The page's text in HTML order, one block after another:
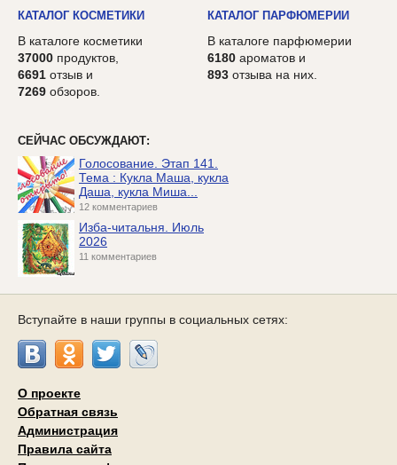
КАТАЛОГ КОСМЕТИКИ
В каталоге косметики
37000 продуктов,
6691 отзыв и
7269 обзоров.
КАТАЛОГ ПАРФЮМЕРИИ
В каталоге парфюмерии
6180 ароматов и
893 отзыва на них.
СЕЙЧАС ОБСУЖДАЮТ:
Голосование. Этап 141.
Тема : Кукла Маша, кукла
Даша, кукла Миша...
12 комментариев
Изба-читальня. Июль
2026
11 комментариев
Вступайте в наши группы в социальных сетях:
О проекте
Обратная связь
Администрация
Правила сайта